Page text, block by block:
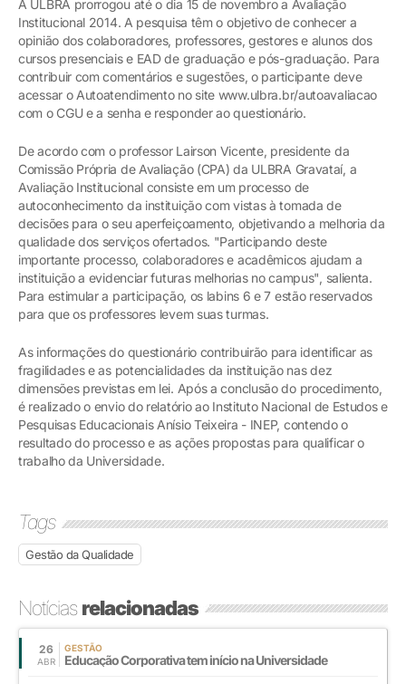
A ULBRA prorrogou até o dia 15 de novembro a Avaliação
Institucional 2014. A pesquisa têm o objetivo de conhecer a
opinião dos colaboradores, professores, gestores e alunos dos
cursos presenciais e EAD de graduação e pós-graduação. Para
contribuir com comentários e sugestões, o participante deve
acessar o Autoatendimento no site www.ulbra.br/autoavaliacao
com o CGU e a senha e responder ao questionário.
De acordo com o professor Lairson Vicente, presidente da
Comissão Própria de Avaliação (CPA) da ULBRA Gravataí, a
Avaliação Institucional consiste em um processo de
autoconhecimento da instituição com vistas à tomada de
decisões para o seu aperfeiçoamento, objetivando a melhoria da
qualidade dos serviços ofertados. "Participando deste
importante processo, colaboradores e acadêmicos ajudam a
instituição a evidenciar futuras melhorias no campus", salienta.
Para estimular a participação, os labins 6 e 7 estão reservados
para que os professores levem suas turmas.
As informações do questionário contribuirão para identificar as
fragilidades e as potencialidades da instituição nas dez
dimensões previstas em lei. Após a conclusão do procedimento,
é realizado o envio do relatório ao Instituto Nacional de Estudos e
Pesquisas Educacionais Anísio Teixeira - INEP, contendo o
resultado do processo e as ações propostas para qualificar o
trabalho da Universidade.
Tags
Gestão da Qualidade
Notíciasrelacionadas
26
ABR
GESTÃO
Educação Corporativa tem início na Universidade